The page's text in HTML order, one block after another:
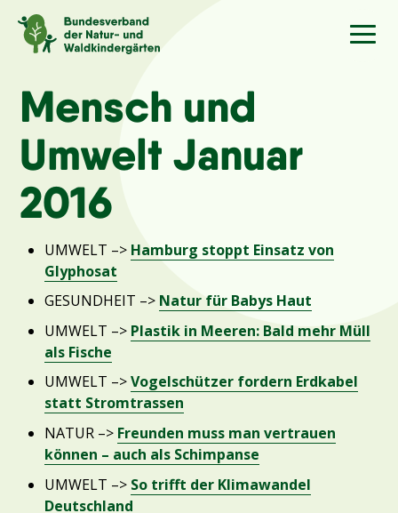
Sprache/Language
Aktuelles
Über uns
Kindergärten
Kontakt
Mensch und
Umwelt Januar
2016
UMWELT –> Hamburg stoppt Einsatz von
Glyphosat
GESUNDHEIT –> Natur für Babys Haut
UMWELT –> Plastik in Meeren: Bald mehr Müll
als Fische
UMWELT –>Vogelschützer fordern Erdkabel
statt Stromtrassen
NATUR –> Freunden muss man vertrauen
können – auch als Schimpanse
UMWELT –> So trifft der Klimawandel
Deutschland